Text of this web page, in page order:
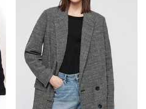
2000 грн
AllSaints